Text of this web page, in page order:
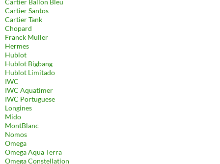
Cartier Ballon Bleu
Cartier Santos
Cartier Tank
Chopard
Franck Muller
Hermes
Hublot
Hublot Bigbang
Hublot Limitado
IWC
IWC Aquatimer
IWC Portuguese
Longines
Mido
MontBlanc
Nomos
Omega
Omega Aqua Terra
Omega Constellation